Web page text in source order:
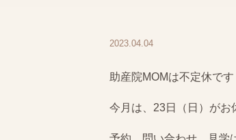
2023.04.04
助産院MOMは不定休です
今月は、23日（日）がお